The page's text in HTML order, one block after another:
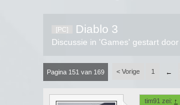
[PC] Diablo 3
Discussie in 'Games' gestart door
Pagina 151 van 169 < Vorige 1 ←
tim91 zei: ↑